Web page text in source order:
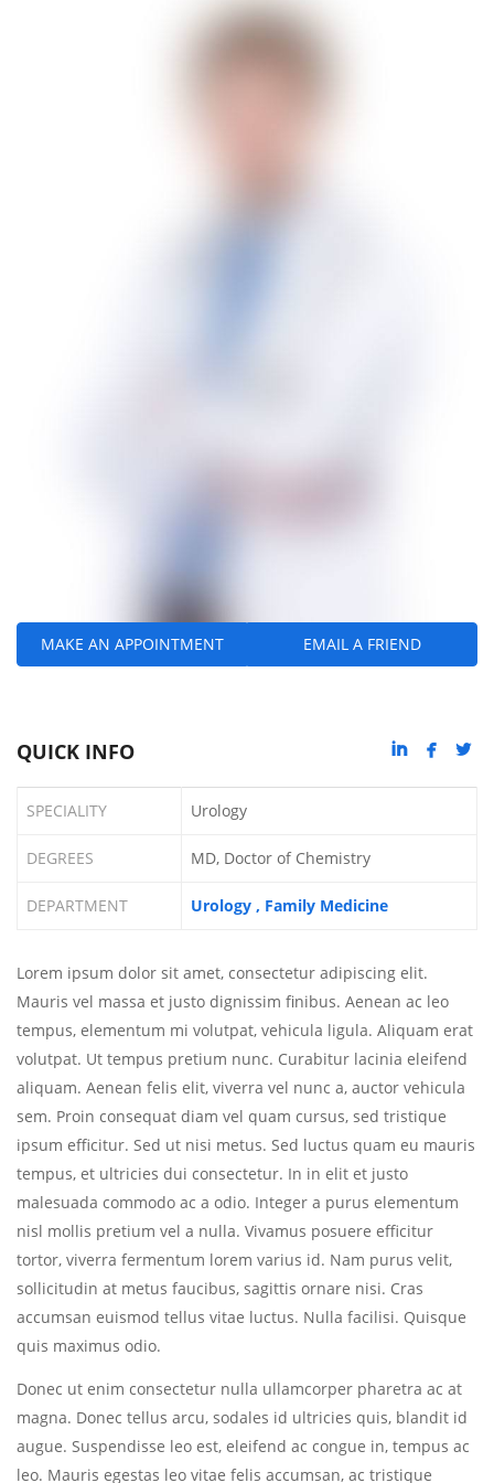
MAKE AN APPOINTMENT EMAIL A FRIEND
  
QUICK INFO
SPECIALITY Urology
DEGREES MD, Doctor of Chemistry
DEPARTMENT Urology Family Medicine
Lorem ipsum dolor sit amet, consectetur adipiscing elit.
Mauris vel massa et justo dignissim finibus. Aenean ac leo
tempus, elementum mi volutpat, vehicula ligula. Aliquam erat
volutpat. Ut tempus pretium nunc. Curabitur lacinia eleifend
aliquam. Aenean felis elit, viverra vel nunc a, auctor vehicula
sem. Proin consequat diam vel quam cursus, sed tristique
ipsum efficitur. Sed ut nisi metus. Sed luctus quam eu mauris
tempus, et ultricies dui consectetur. In in elit et justo
malesuada commodo ac a odio. Integer a purus elementum
nisl mollis pretium vel a nulla. Vivamus posuere efficitur
tortor, viverra fermentum lorem varius id. Nam purus velit,
sollicitudin at metus faucibus, sagittis ornare nisi. Cras
accumsan euismod tellus vitae luctus. Nulla facilisi. Quisque
quis maximus odio.
Donec ut enim consectetur nulla ullamcorper pharetra ac at
magna. Donec tellus arcu, sodales id ultricies quis, blandit id
augue. Suspendisse leo est, eleifend ac congue in, tempus ac
leo. Mauris egestas leo vitae felis accumsan, ac tristique